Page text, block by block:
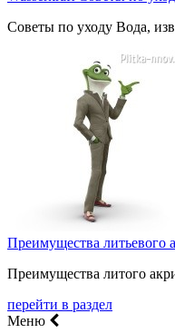
Советы по уходу Вода,
Преимущества литьевого
Преимущества литого
перейти в раздел
Меню